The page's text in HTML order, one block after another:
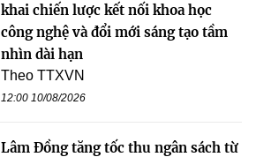
khai chiến lược kết nối khoa học
công nghệ và đổi mới sáng tạo tầm
nhìn dài hạn
Theo TTXVN
12:00 10/08/2026
Lâm Đồng tăng tốc thu ngân sách từ